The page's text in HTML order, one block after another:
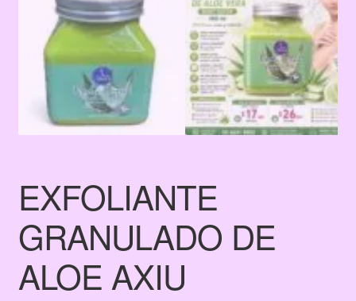
EXFOLIANTE
GRANULADO DE
ALOE AXIU